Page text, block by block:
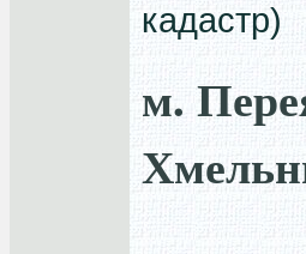
кадастр)
м.